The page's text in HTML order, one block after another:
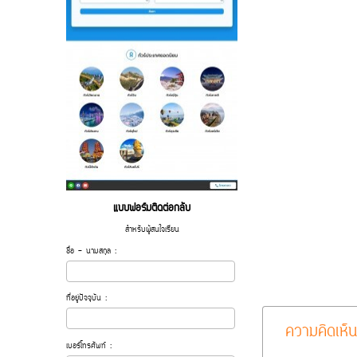
แบบฟอร์มติดต่อกลับ
สำหรับผู้สนใจเรียน
ชื่อ - นามสกุล :
ที่อยู่ปัจจุบัน :
เบอร์โทรศัพท์ :
ความคิดเห็น